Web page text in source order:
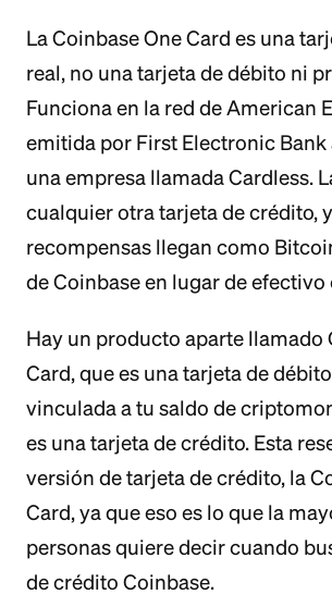
La Coinbase One Card es una
real, no una tarjeta de débito ni
Funciona en la red de American
emitida por First Electronic Bank
una empresa llamada Cardless.
cualquier otra tarjeta de crédito,
recompensas llegan como
de Coinbase en lugar de efectivo
Hay un producto aparte llamado
Card, que es una tarjeta de
vinculada a tu saldo de
es una tarjeta de crédito. Esta
versión de tarjeta de crédito, la
Card, ya que eso es lo que la
personas quiere decir cuando
de crédito Coinbase.